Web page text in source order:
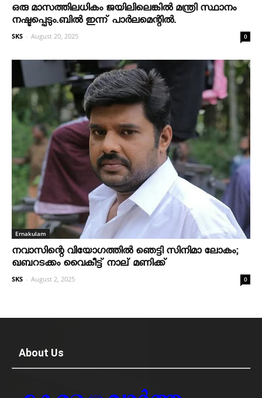
ഒരു മാസത്തിലധികം ജയിലിലെങ്കില്‍ മന്ത്രി സ്ഥാനം
നഷ്ടപ്പെടും.ബില്‍ ഇന്ന് പാര്‍ലമെന്റില്‍.
SKS - August 20, 2025 0
Ernakulam
നവാസിന്റെ വിയോഗത്തില്‍ ഞെട്ടി സിനിമാ ലോകം;
ഖബറടക്കം വൈകീട്ട് നാല് മണിക്ക്
SKS - August 2, 2025 0
About Us